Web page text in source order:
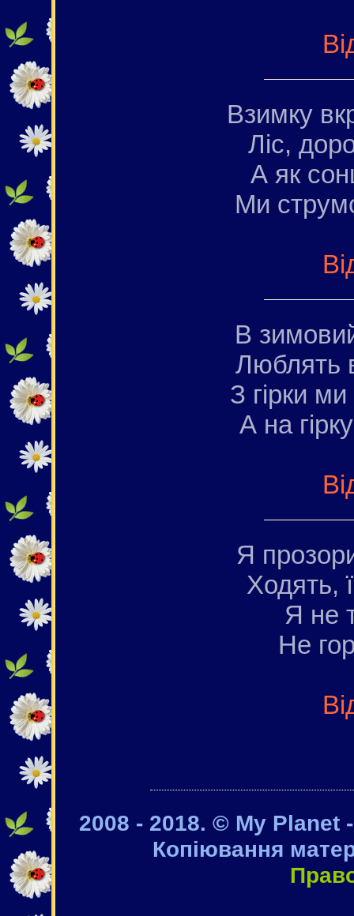
Взимку
Ліс,
А як
Ми
В
Люблять
З гірки
А на
Я
Ходять,
Я не
Не
2008 - 2018. © My Planet
Копіювання